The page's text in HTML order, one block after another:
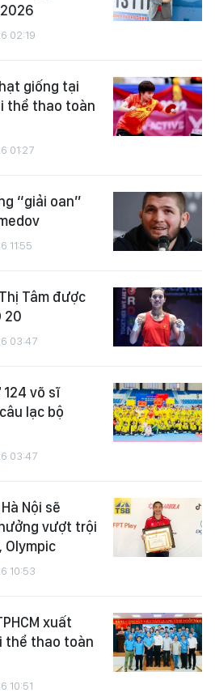
02:19
giống tại
thể thao toàn
01:27
“giải oan”
11:55
Tâm được
20
03:47
võ sĩ
lạc bộ
03:47
Nội sẽ
vượt trội
Olympic
10:53
xuất
thể thao toàn
10:51